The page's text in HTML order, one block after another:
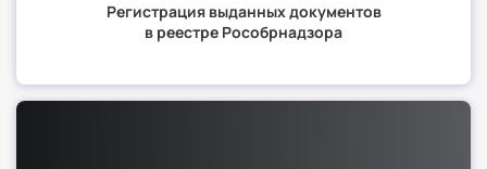
Регистрация выданных документов
в реестре Рособрнадзора